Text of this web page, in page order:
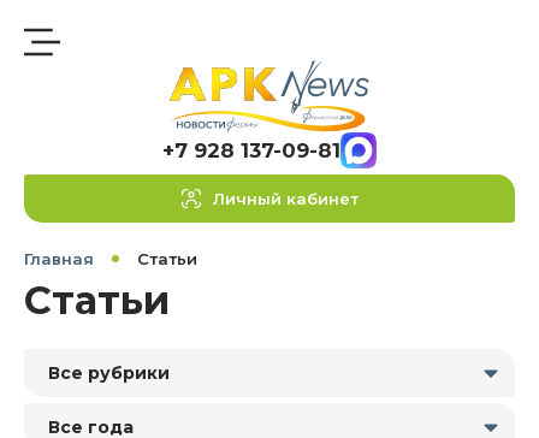
+7 928 137-09-81
Личный кабинет
Главная Статьи
Статьи
Все рубрики
Все года